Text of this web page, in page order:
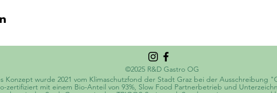
©2025 R&D Gastro OG
Konzept wurde 2021 vom Klimaschutzfond der Stadt Graz bei der Ausschreibung
zertifiziert mit einem Bio-Anteil von 93%, Slow Food Partnerbetrieb und